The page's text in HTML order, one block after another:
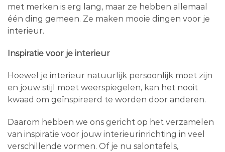
met merken is erg lang, maar ze hebben allemaal
één ding gemeen. Ze maken mooie dingen voor je
interieur.
Inspiratie voor je interieur
Hoewel je interieur natuurlijk persoonlijk moet zijn
en jouw stijl moet weerspiegelen, kan het nooit
kwaad om geïnspireerd te worden door anderen.
Daarom hebben we ons gericht op het verzamelen
van inspiratie voor jouw interieurinrichting in veel
verschillende vormen. Of je nu salontafels,